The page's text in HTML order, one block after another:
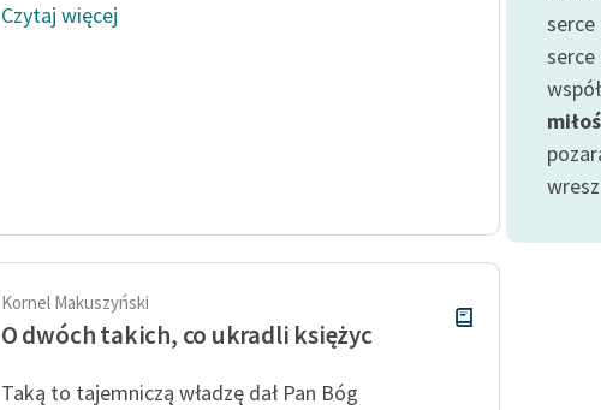
Czytaj więcej
Kornel Makuszyński
O dwóch takich, co ukradli księżyc
Taką to tajemniczą władzę dał Pan Bóg